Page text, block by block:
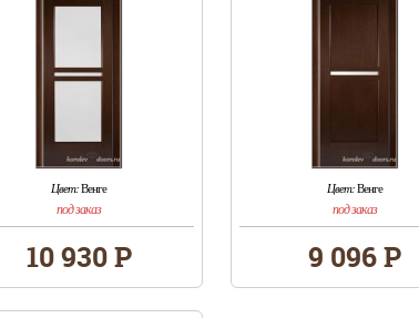
Цвет:Венге
под заказ
10 930 Р
Цвет:Венге
под заказ
9 096 Р